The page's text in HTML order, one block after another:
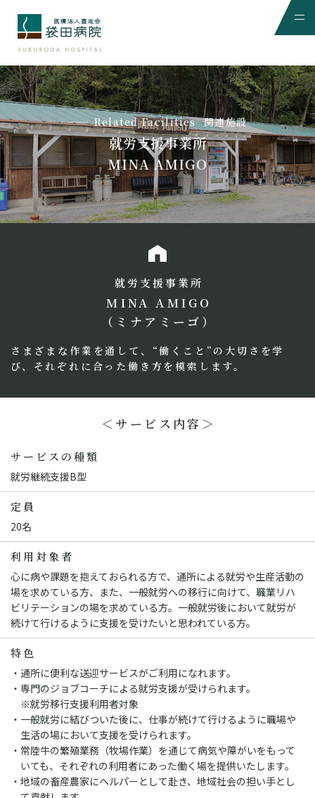
Related Facilities 関連施設
就労支援事業所
MINA AMIGO
就労支援事業所
MINA AMIGO
（ミナアミーゴ）
さまざまな作業を通して、“働くこと”の大切さを学
び、 それぞれに合った働き方を模索します。
＜サービス内容＞
サービスの種類
就労継続支援B型
定員
20名
利用対象者
心に病や課題を抱えておられる方で、通所による就労や生産活動の
場を求めている方、また、一般就労への移行に向けて、職業リハ
ビリテーションの場を求めている方。一般就労後において就労が
続けて行けるように支援を受けたいと思われている方。
特色
通所に便利な送迎サービスがご利用になれます。
専門のジョブコーチによる就労支援が受けられます。
※就労移行支援利用者対象
一般就労に結びついた後に、仕事が続けて行けるように職場や
生活の場において支援を受けられます。
常陸牛の繁殖業務（牧場作業）を通じて病気や障がいをもって
いても、それぞれの利用者にあった働く場を提供いたします。
地域の畜産農家にヘルパーとして赴き、地域社会の担い手とし